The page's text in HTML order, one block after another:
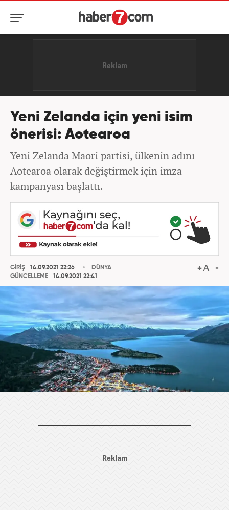
Yeni Zelanda için yeni isim
önerisi: Aotearoa
Yeni Zelanda Maori partisi, ülkenin adını
Aotearoa olarak değiştirmek için imza
kampanyası başlattı.
GİRİŞ
14.09.2021 22:26
GÜNCELLEME
14.09.2021 22:41
DÜNYA